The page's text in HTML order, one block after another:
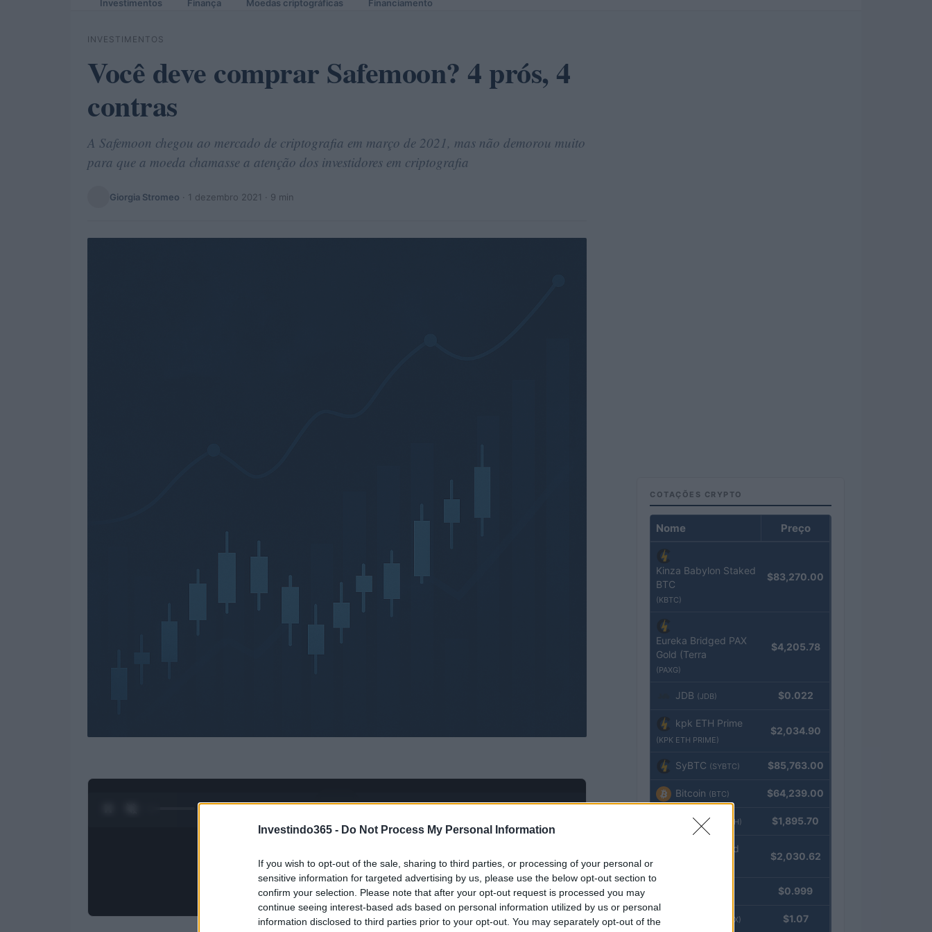
Investindo365 - Do Not Process My Personal Information
If you wish to opt-out of the sale, sharing to third parties, or processing of your personal or
sensitive information for targeted advertising by us, please use the below opt-out section to
confirm your selection. Please note that after your opt-out request is processed you may
continue seeing interest-based ads based on personal information utilized by us or personal
information disclosed to third parties prior to your opt-out. You may separately opt-out of the
Investimentos Finança Moedas criptográficas Financiamento
INVESTIMENTOS
Você deve comprar Safemoon? 4 prós, 4
contras
A Safemoon chegou ao mercado de criptografia em março de 2021, mas não demorou muito
para que a moeda chamasse a atenção dos investidores em criptografia
Giorgia Stromeo · 1 dezembro 2021 · 9 min
COTAÇÕES CRYPTO
Nome Preço
Kinza Babylon Staked
BTC
(KBTC)
$83,270.00
Eureka Bridged PAX
Gold (Terra
(PAXG)
$4,205.78
JDB (JDB) $0.022
kpk ETH Prime
(KPK ETH PRIME)
$2,034.90
SyBTC (SYBTC) $85,763.00
Bitcoin (BTC) $64,239.00
Ethereum (ETH) $1,895.70
kpk ETH Yield
$2,030.62
$0.999
(USDEX) $1.07